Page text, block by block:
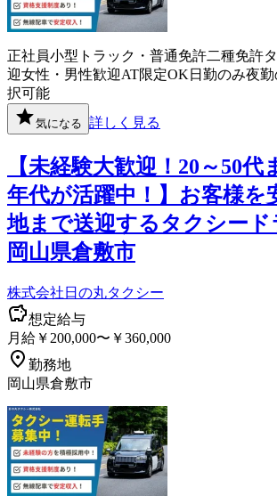
正社員小型トラック・普通免許二種免許
迎女性・男性歓迎AT限定OK日勤のみ夜勤
択可能
気になる 詳しく見る
【未経験大歓迎！20～50代
年代が活躍中！】お客様を
地まで送迎するタクシード
岡山県倉敷市
株式会社日の丸タクシー
想定給与
月給￥200,000〜￥360,000
勤務地
岡山県倉敷市